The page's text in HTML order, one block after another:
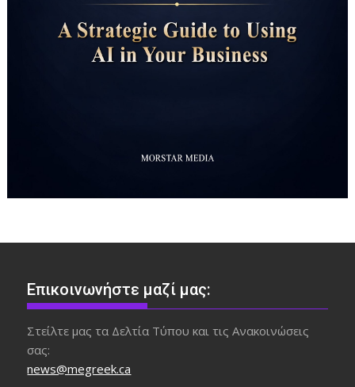
Επικοινωνήστε μαζί μας:
Στείλτε μας τα Δελτία Τύπου και τις Ανακοινώσεις
σας:
news@megreek.ca